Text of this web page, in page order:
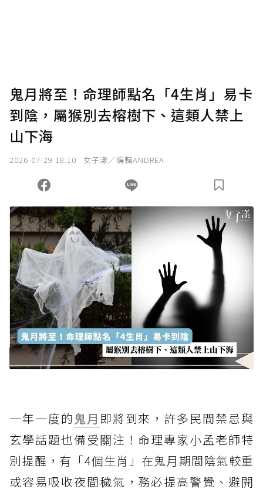
確認送出
您當前剩餘 U 利點數：0點；前往 購買點數
鬼月將至！命理師點名「4生肖」易卡
到陰，屬猴別去榕樹下、這類人禁上
山下海
2026-07-29 18:10 女子漾／編輯ANDREA
一年一度的 鬼月 即將到來，許多民間禁忌與
玄學話題也備受關注！命理專家小孟老師特
別提醒，有「4個生肖」在鬼月期間陰氣較重
或容易吸收夜間穢氣，務必提高警覺、避開